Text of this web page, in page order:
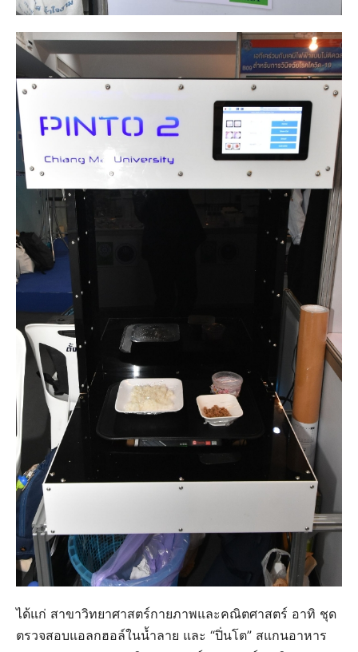
ได้แก่ สาขาวิทยาศาสตร์กายภาพและคณิตศาสตร์ อาทิ ชุด
ตรวจสอบแอลกฮอล์ในน้ำลาย และ “ปิ่นโต” สแกนอาหาร